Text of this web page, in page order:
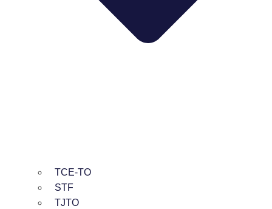
TCE-TO
STF
TJTO